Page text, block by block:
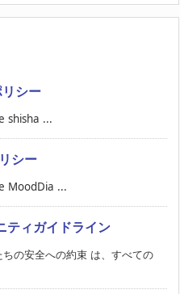
シー
shisha ...
シー
MoodDia ...
ティガイドライン
の安全への約束 は、すべての